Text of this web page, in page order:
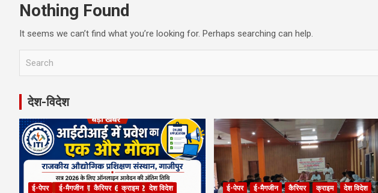
Nothing Found
It seems we can’t find what you’re looking for. Perhaps searching can help.
r
h
देश-विदेश
ई-पेपर ई-मैगजीन कैरियर क्राइम
देश विदेश
ई-पेपर ई-मैगजीन कैरियर क्राइम
देश विदेश